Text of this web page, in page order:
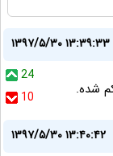
۱۳۹۷/۵/۳۰ ۱۳:۳۹:۳۳
24
10
شده.
۱۳۹۷/۵/۳۰ ۱۳:۴۰:۴۲